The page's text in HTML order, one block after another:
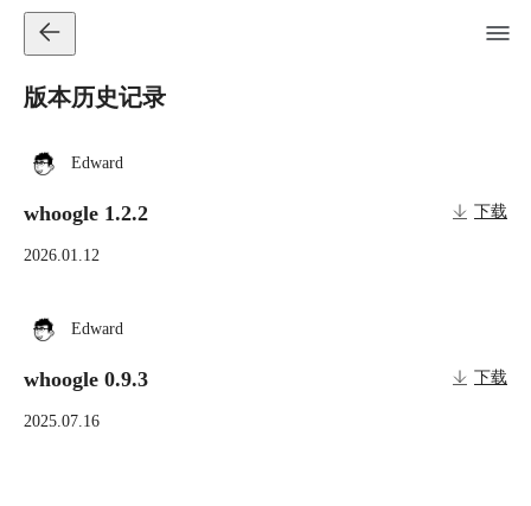
版本历史记录
Edward
whoogle 1.2.2 下载
2026.01.12
Edward
whoogle 0.9.3 下载
2025.07.16